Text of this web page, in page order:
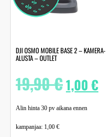
DJI OSMO MOBILE BASE 2 – KAMERA-
ALUSTA – OUTLET
19,90€1,00€
Alin hinta 30 pv aikana ennen
kampanjaa: 1,00 €